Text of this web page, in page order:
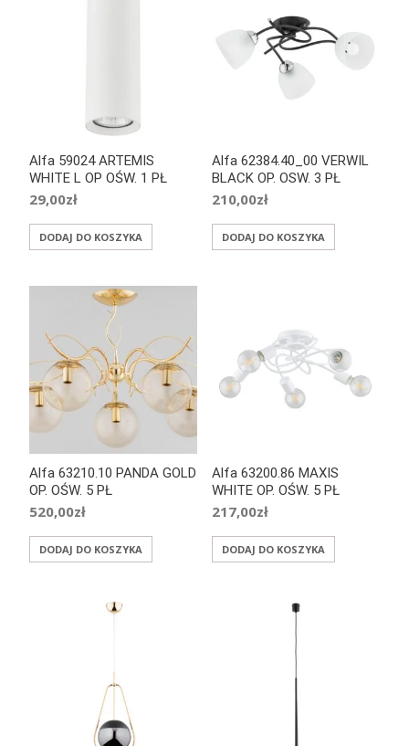
Alfa 59024 ARTEMIS
WHITE L OP OŚW. 1 PŁ
29,00zł
DODAJ DO KOSZYKA
Alfa 62384.40_00 VERWIL
BLACK OP. OSW. 3 PŁ
210,00zł
DODAJ DO KOSZYKA
Alfa 63210.10 PANDA GOLD
OP. OŚW. 5 PŁ
520,00zł
DODAJ DO KOSZYKA
Alfa 63200.86 MAXIS
WHITE OP. OŚW. 5 PŁ
217,00zł
DODAJ DO KOSZYKA